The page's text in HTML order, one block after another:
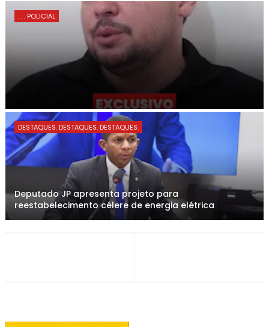
. . . POLICIAL
DESTAQUES. DESTAQUES. DESTAQUES.
Deputado JP apresenta projeto para
reestabelecimento célere de energia elétrica